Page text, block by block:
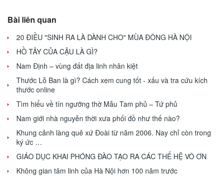
Bài liên quan
20 ĐIỀU "SINH RA LÀ DÀNH CHO" MÙA ĐÔNG HÀ NỘI
HỒ TÂY CỦA CẬU LÀ GÌ?
Nam Định – vùng đất địa linh nhân kiệt
Thước Lỗ Ban là gì? Cách xem cung tốt - xấu và tra cứu kích
thước online
Tìm hiểu về tín ngưỡng thờ Mẫu Tam phủ – Tứ phủ
Nam giới nhà nguyễn thời xưa phối đồ như thế nào?
Khung cảnh làng quê xứ Đoài từ năm 2006. Nay chỉ còn trong
ký ức …
GIÁO DỤC KHAI PHÓNG ĐÀO TẠO RA CÁC THẾ HỆ VÔ ƠN
Không gian tâm linh của Hà Nội hơn 100 năm trước